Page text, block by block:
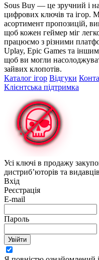
Sous Buy — це зручний і
цифрових ключів та ігор.
асортимент пропозицій,
щоб кожен геймер міг
працюємо з різними
Uplay, Epic Games та
щоб ви могли
зайвих клопотів.
Каталог ігор Відгуки
Клієнтська підтримка
Усі ключі в продажу
дистриб’юторів та
Вхід
Реєстрація
E-mail
Пароль
Увійти